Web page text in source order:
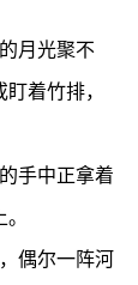
月光聚不
着竹排，
手中正拿着
偶尔一阵河